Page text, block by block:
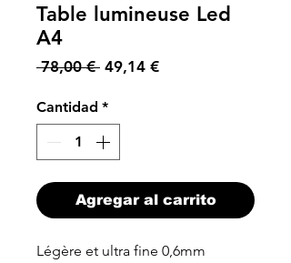
Table lumineuse Led
A4
78,00 € Precio
49,14 €Precio
Cantidad *
Agregar al carrito
Légère et ultra fine 0,6mm